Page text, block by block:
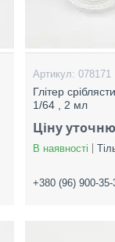
078171
Глітер
1/64 , 2 мл
Ціну
В наявності
+380 (96) 900-35-